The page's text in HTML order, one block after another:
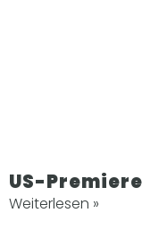
US-
Weiterlesen »